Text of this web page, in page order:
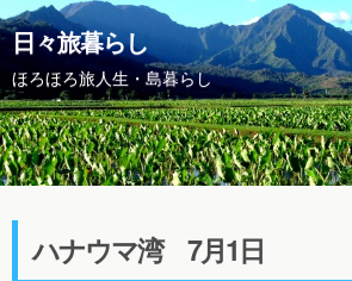
日々旅暮らし
ほろほろ旅人生・島暮らし
ハナウマ湾 7月1日